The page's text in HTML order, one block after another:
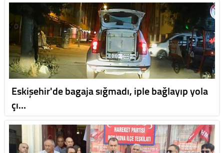
Eskişehir'de bagaja sığmadı, iple bağlayıp yola
çı…